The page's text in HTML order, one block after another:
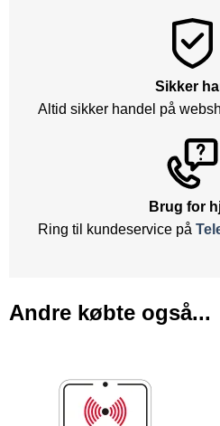
Sikker
Altid sikker handel på
Brug for
Ring til kundeservice på
Andre købte også...